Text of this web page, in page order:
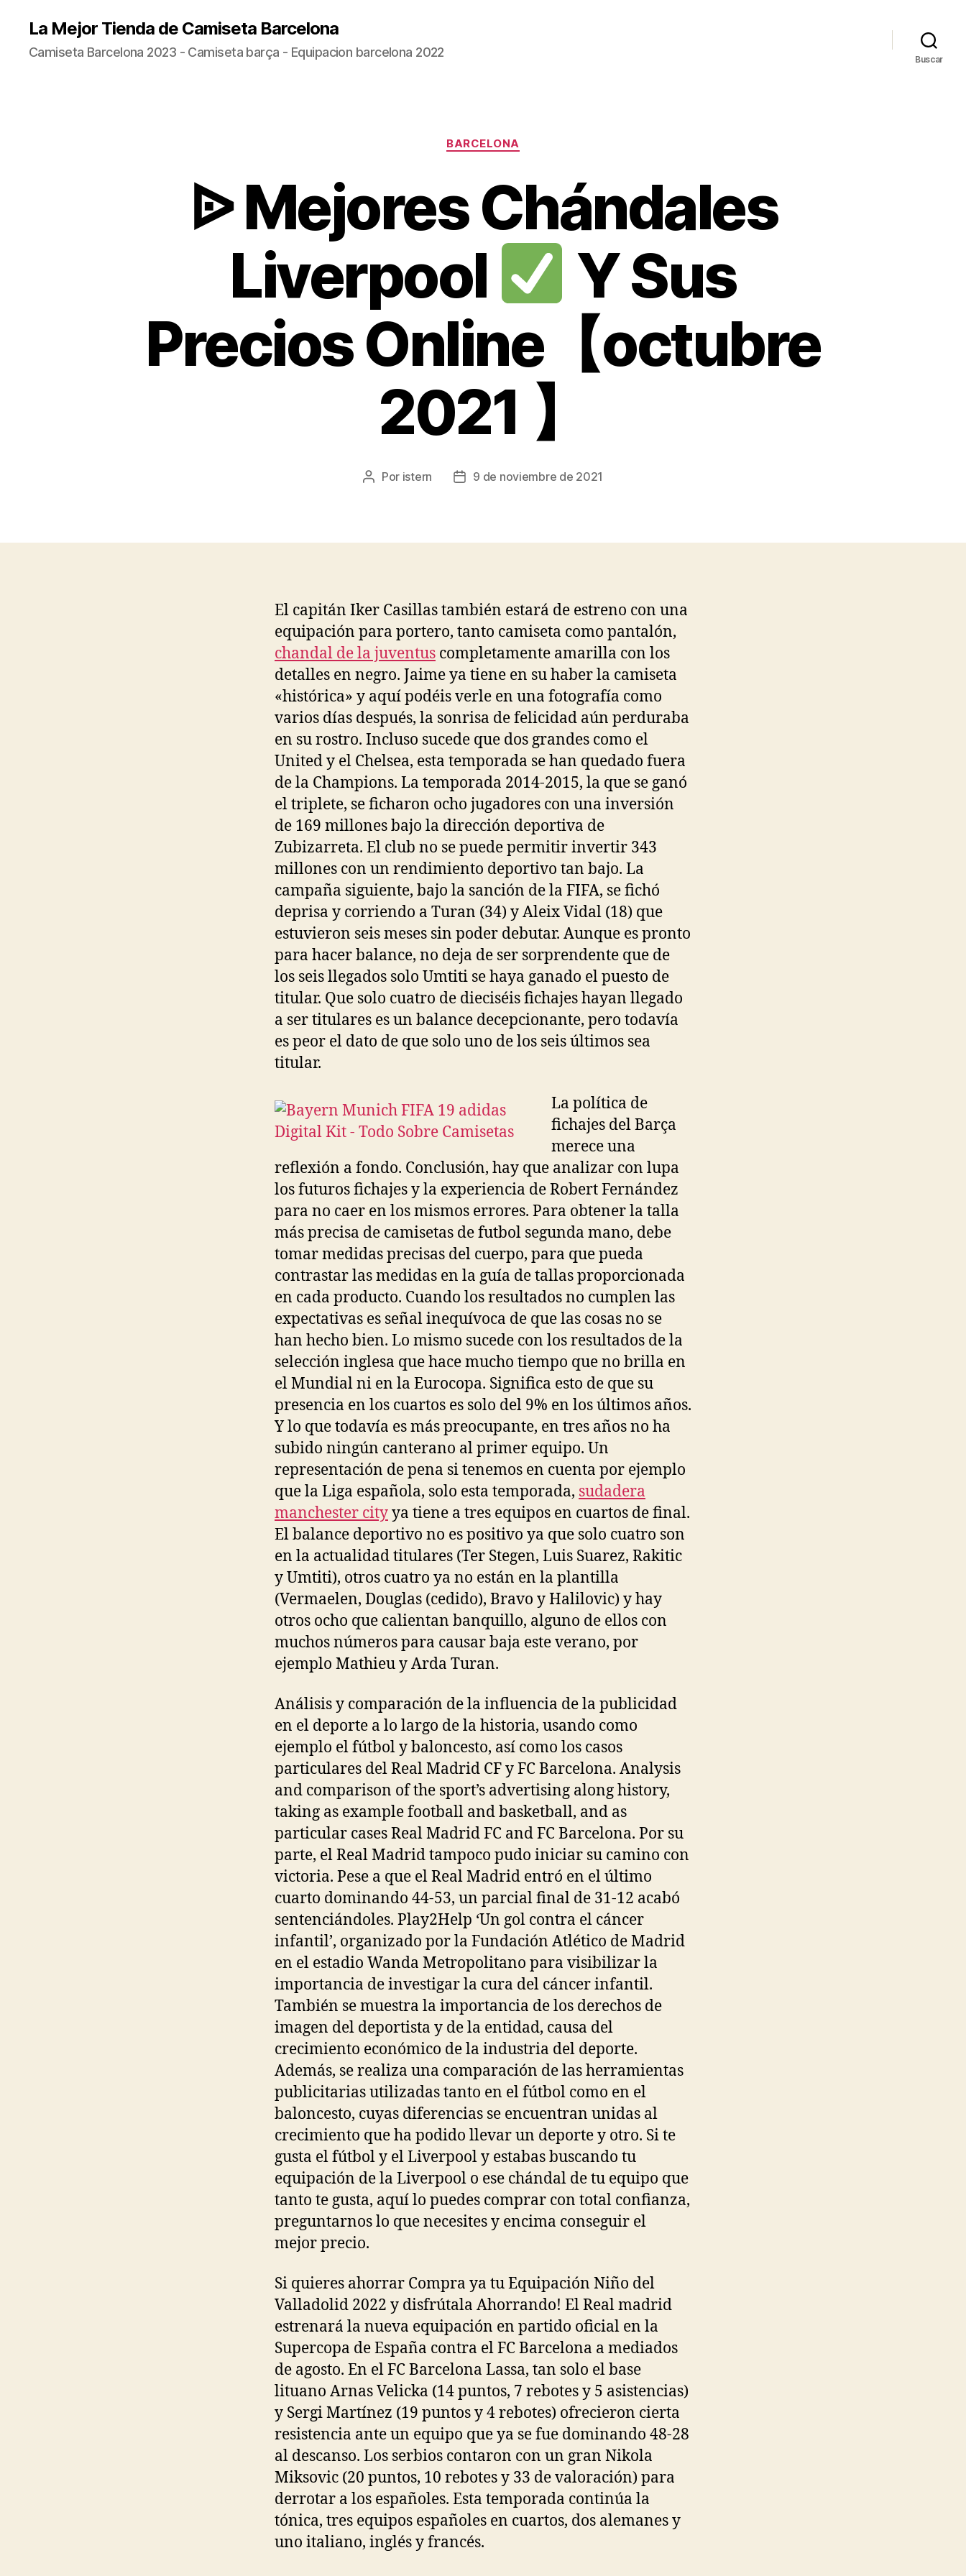
La Mejor Tienda de Camiseta Barcelona
Camiseta Barcelona 2023 - Camiseta barça - Equipacion barcelona 2022 Buscar
Categorías
BARCELONA
ᐉ Mejores Chándales
Liverpool
Y Sus
Precios Online【octubre
2021 】
Autor
Por istern
Fecha9 de noviembre de 2021
El capitán Iker Casillas también estará de estreno con una
equipación para portero, tanto camiseta como pantalón,
chandal de la juventus completamente amarilla con los
detalles en negro. Jaime ya tiene en su haber la camiseta
«histórica» y aquí podéis verle en una fotografía como
varios días después, la sonrisa de felicidad aún perduraba
en su rostro. Incluso sucede que dos grandes como el
United y el Chelsea, esta temporada se han quedado fuera
de la Champions. La temporada 2014-2015, la que se ganó
el triplete, se ficharon ocho jugadores con una inversión
de 169 millones bajo la dirección deportiva de
Zubizarreta. El club no se puede permitir invertir 343
millones con un rendimiento deportivo tan bajo. La
campaña siguiente, bajo la sanción de la FIFA, se fichó
deprisa y corriendo a Turan (34) y Aleix Vidal (18) que
estuvieron seis meses sin poder debutar. Aunque es pronto
para hacer balance, no deja de ser sorprendente que de
los seis llegados solo Umtiti se haya ganado el puesto de
titular. Que solo cuatro de dieciséis fichajes hayan llegado
a ser titulares es un balance decepcionante, pero todavía
es peor el dato de que solo uno de los seis últimos sea
titular.
La política de
fichajes del Barça
merece una
reflexión a fondo. Conclusión, hay que analizar con lupa
los futuros fichajes y la experiencia de Robert Fernández
para no caer en los mismos errores. Para obtener la talla
más precisa de camisetas de futbol segunda mano, debe
tomar medidas precisas del cuerpo, para que pueda
contrastar las medidas en la guía de tallas proporcionada
en cada producto. Cuando los resultados no cumplen las
expectativas es señal inequívoca de que las cosas no se
han hecho bien. Lo mismo sucede con los resultados de la
selección inglesa que hace mucho tiempo que no brilla en
el Mundial ni en la Eurocopa. Significa esto de que su
presencia en los cuartos es solo del 9% en los últimos años.
Y lo que todavía es más preocupante, en tres años no ha
subido ningún canterano al primer equipo. Un
representación de pena si tenemos en cuenta por ejemplo
que la Liga española, solo esta temporada, sudadera
manchester cityya tiene a tres equipos en cuartos de final.
El balance deportivo no es positivo ya que solo cuatro son
en la actualidad titulares (Ter Stegen, Luis Suarez, Rakitic
y Umtiti), otros cuatro ya no están en la plantilla
(Vermaelen, Douglas (cedido), Bravo y Halilovic) y hay
otros ocho que calientan banquillo, alguno de ellos con
muchos números para causar baja este verano, por
ejemplo Mathieu y Arda Turan.
Análisis y comparación de la influencia de la publicidad
en el deporte a lo largo de la historia, usando como
ejemplo el fútbol y baloncesto, así como los casos
particulares del Real Madrid CF y FC Barcelona. Analysis
and comparison of the sport’s advertising along history,
taking as example football and basketball, and as
particular cases Real Madrid FC and FC Barcelona. Por su
parte, el Real Madrid tampoco pudo iniciar su camino con
victoria. Pese a que el Real Madrid entró en el último
cuarto dominando 44-53, un parcial final de 31-12 acabó
sentenciándoles. Play2Help ‘Un gol contra el cáncer
infantil’, organizado por la Fundación Atlético de Madrid
en el estadio Wanda Metropolitano para visibilizar la
importancia de investigar la cura del cáncer infantil.
También se muestra la importancia de los derechos de
imagen del deportista y de la entidad, causa del
crecimiento económico de la industria del deporte.
Además, se realiza una comparación de las herramientas
publicitarias utilizadas tanto en el fútbol como en el
baloncesto, cuyas diferencias se encuentran unidas al
crecimiento que ha podido llevar un deporte y otro. Si te
gusta el fútbol y el Liverpool y estabas buscando tu
equipación de la Liverpool o ese chándal de tu equipo que
tanto te gusta, aquí lo puedes comprar con total confianza,
preguntarnos lo que necesites y encima conseguir el
mejor precio.
Si quieres ahorrar Compra ya tu Equipación Niño del
Valladolid 2022 y disfrútala Ahorrando! El Real madrid
estrenará la nueva equipación en partido oficial en la
Supercopa de España contra el FC Barcelona a mediados
de agosto. En el FC Barcelona Lassa, tan solo el base
lituano Arnas Velicka (14 puntos, 7 rebotes y 5 asistencias)
y Sergi Martínez (19 puntos y 4 rebotes) ofrecieron cierta
resistencia ante un equipo que ya se fue dominando 48-28
al descanso. Los serbios contaron con un gran Nikola
Miksovic (20 puntos, 10 rebotes y 33 de valoración) para
derrotar a los españoles. Esta temporada continúa la
tónica, tres equipos españoles en cuartos, dos alemanes y
uno italiano, inglés y francés.